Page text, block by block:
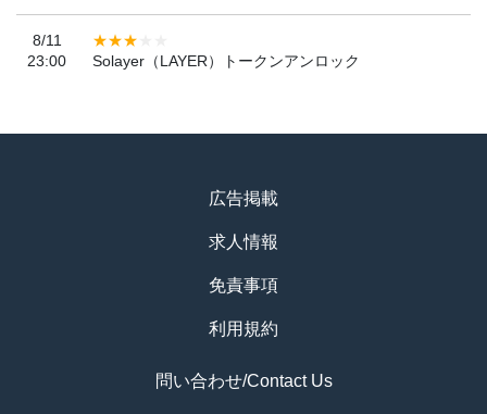
8/11
23:00
Solayer（LAYER）トークンアンロック
広告掲載
求人情報
免責事項
利用規約
問い合わせ/Contact Us